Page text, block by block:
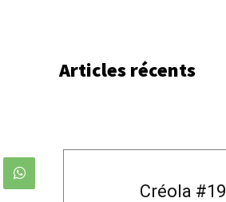
Articles récents
Créola #19